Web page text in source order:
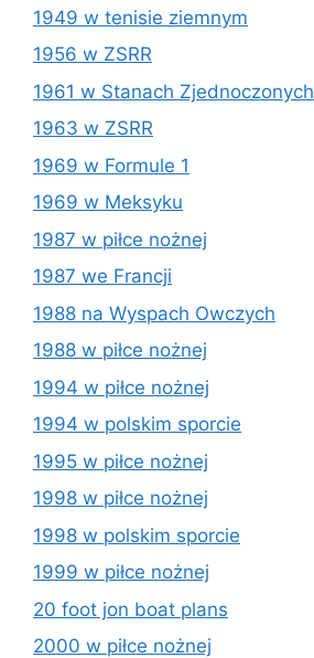
1949 w tenisie ziemnym
1956 w ZSRR
1961 w Stanach Zjednoczonych
1963 w ZSRR
1969 w Formule 1
1969 w Meksyku
1987 w piłce nożnej
1987 we Francji
1988 na Wyspach Owczych
1988 w piłce nożnej
1994 w piłce nożnej
1994 w polskim sporcie
1995 w piłce nożnej
1998 w piłce nożnej
1998 w polskim sporcie
1999 w piłce nożnej
20 foot jon boat plans
2000 w piłce nożnej